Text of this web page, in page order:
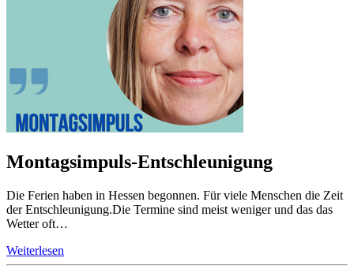
Montagsimpuls-Entschleunigung
Die Ferien haben in Hessen begonnen. Für viele Menschen die Zeit
der Entschleunigung.Die Termine sind meist weniger und das das
Wetter oft…
Weiterlesen